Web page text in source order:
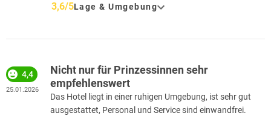
3,6/5Lage & Umgebung
Nicht nur für Prinzessinnen sehr
empfehlenswert
4,4
25.01.2026
Das Hotel liegt in einer ruhigen Umgebung, ist sehr gut
ausgestattet, Personal und Service sind einwandfrei.